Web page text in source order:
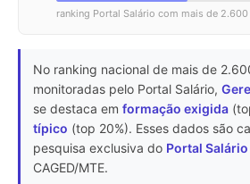
ranking Portal Salário com mais de
No ranking nacional de mais de
monitoradas pelo Portal Salário,
se destaca em formação exigida
típico (top 20%). Esses dados são
pesquisa exclusiva do Portal Salário
CAGED/MTE.